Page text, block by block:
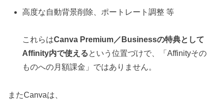
高度な自動背景削除、ポートレート調整 等
これらはCanva Premium／Businessの特典として
Affinity内で使えるという位置づけで、「Affinityその
ものへの月額課金」ではありません。
またCanvaは、